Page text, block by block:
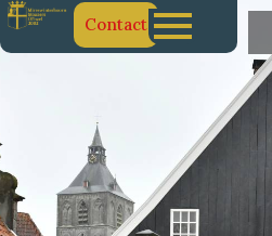
Contact